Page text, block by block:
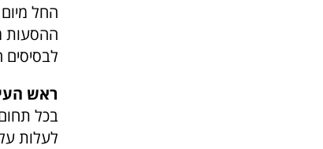
החל
ההסעות
לבסיסים
ראש
בכל
לעלות